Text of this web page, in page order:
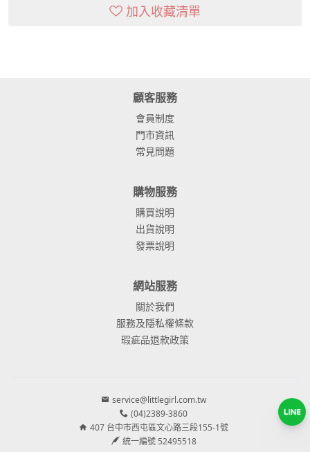
加入收藏清單
顧客服務
會員制度
門市資訊
常見問題
購物服務
購買說明
出貨說明
發票說明
網站服務
關於我們
服務及隱私權條款
瑕疵品退款政策
service@littlegirl.com.tw
(04)2389-3860
407 台中市西屯區文心路三段155-1號
統一編號 52495518